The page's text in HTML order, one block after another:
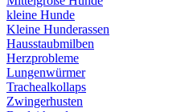
kleine Hunde
Kleine Hunderassen
Hausstaubmilben
Herzprobleme
Lungenwürmer
Trachealkollaps
Zwingerhusten